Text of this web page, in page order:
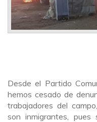
Desde el Partido
hemos cesado de
trabajadores del
son inmigrantes,